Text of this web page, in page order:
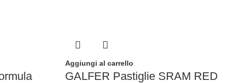
Aggiungi al carrello
GALFER Pastiglie SRAM RED